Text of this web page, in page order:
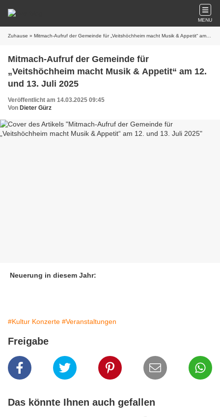
MENU
Zuhause » Mitmach-Aufruf der Gemeinde für „Veitshöchheim macht Musik & Appetit“ am 12. und 13. Juli 2025
Mitmach-Aufruf der Gemeinde für
„Veitshöchheim macht Musik & Appetit“ am 12.
und 13. Juli 2025
Veröffentlicht am 14.03.2025 09:45
Von Dieter Gürz
Neuerung in diesem Jahr:
#Kultur Konzerte #Veranstaltungen
Freigabe
Das könnte Ihnen auch gefallen